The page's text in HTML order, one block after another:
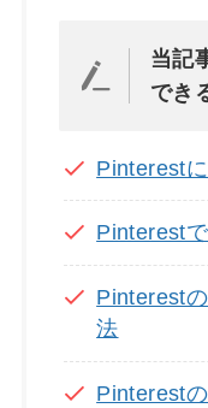
当記
でき
Pinterest
Pinterest
Pinterest
法
Pinterest